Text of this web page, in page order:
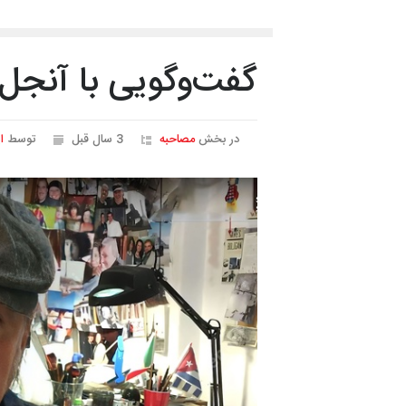
گفت‌و‌گویی با
در بخشمصاحبه 3 سال قبل توسط